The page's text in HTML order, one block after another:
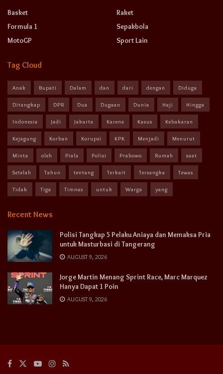
Basket
Formula 1
MotoGP
Raket
Sepakbola
Sport Lain
Tag Cloud
Anak Bupati Dalam dan dari dengan Diduga
Ditangkap DPR Dua Dugaan Dunia Haji Hingga
Indonesia Jadi Jakarta Karena Kasus Kebakaran
Kejagung Korban Korupsi KPK Menjadi Menurut
Minta oleh Piala Polisi Prabowo Rumah saat
Setelah Tahun tentang Terkait Tersangka Tewas
Tidak Tiga Timnas untuk Warga yang
Recent News
Polisi Tangkap 5 Pelaku Aniaya dan Memaksa Pria
untuk Masturbasi di Tangerang
AUGUST 9, 2026
Jorge Martin Menang Sprint Race, Marc Marquez
Hanya Dapat 1 Poin
AUGUST 9, 2026